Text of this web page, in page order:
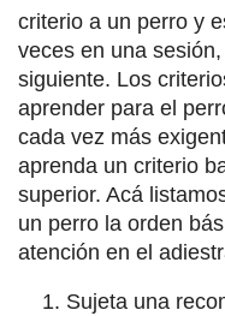
criterio a un perro y
veces en una
siguiente. Los
aprender para el
cada vez más
aprenda un criterio
superior. Acá
un perro la orden
atención en el
Sujeta una